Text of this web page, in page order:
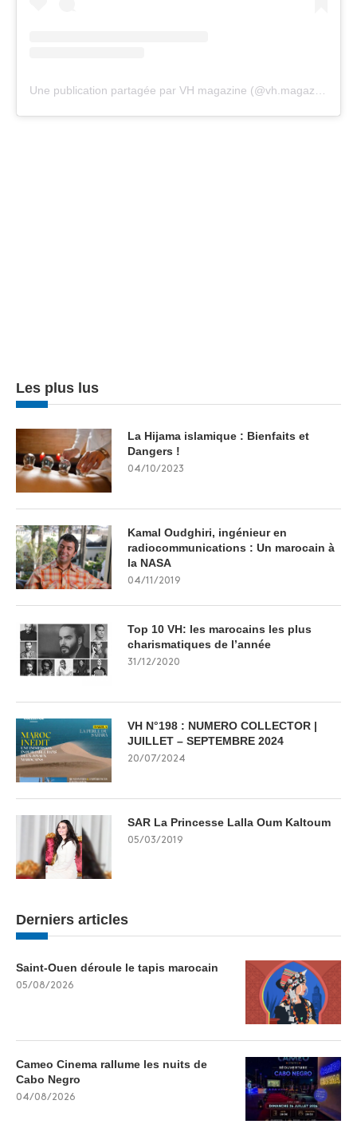
Une publication partagée par VH magazine (@vh.magazine)
Les plus lus
La Hijama islamique : Bienfaits et
Dangers !
04/10/2023
Kamal Oudghiri, ingénieur en
radiocommunications : Un marocain à
la NASA
04/11/2019
Top 10 VH: les marocains les plus
charismatiques de l’année
31/12/2020
VH N°198 : NUMERO COLLECTOR |
JUILLET – SEPTEMBRE 2024
20/07/2024
SAR La Princesse Lalla Oum Kaltoum
05/03/2019
Derniers articles
Saint-Ouen déroule le tapis marocain
05/08/2026
Cameo Cinema rallume les nuits de
Cabo Negro
04/08/2026